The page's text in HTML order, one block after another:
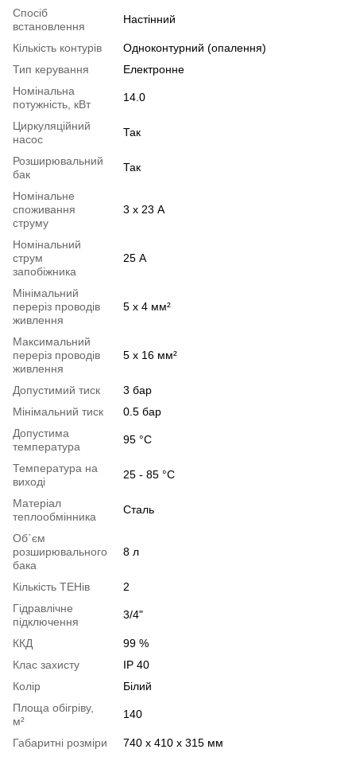
Спосіб
встановлення
Настінний
Кількість контурів
Одноконтурний (опалення)
Тип керування
Електронне
Номінальна
потужність, кВт
14.0
Циркуляційний
насос
Так
Розширювальний
бак
Так
Номінальне
споживання
струму
3 х 23 A
Номінальний
струм
запобіжника
25 А
Мінімальний
переріз проводів
живлення
5 х 4 мм²
Максимальний
переріз проводів
живлення
5 х 16 мм²
Допустимий тиск
3 бар
Мiнiмальний тиск
0.5 бар
Допустима
температура
95 °C
Температура на
виході
25 - 85 °C
Матеріал
теплообмінника
Сталь
Об`єм
розширювального
бака
8 л
Кількість ТЕНів
2
Гідравлічне
підключення
3/4"
ККД
99 %
Клас захисту
IP 40
Колір
Білий
Площа обігріву,
м²
140
Габаритні розміри
740 х 410 х 315 мм